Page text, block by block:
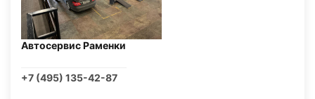
Автосервис Раменки
+7 (495) 135-42-87